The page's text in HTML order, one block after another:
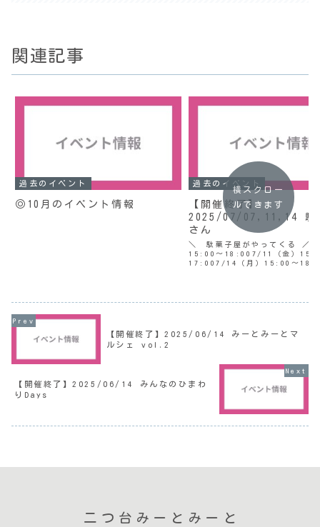
関連記事
過去のイベント
◎10月のイベント情報
過去のイベント
【開催終了】
2025/07/07,11,14 駄
さん
＼ 駄菓子屋がやってくる ／
15:00〜18:007/11（金）
17:007/14（月）15:00〜
横スクロー
ルできます
【開催終了】2025/06/14 みーとみーとマ
ルシェ vol.2
【開催終了】2025/06/14 みんなのひまわ
りDays
二つ台みーとみーと